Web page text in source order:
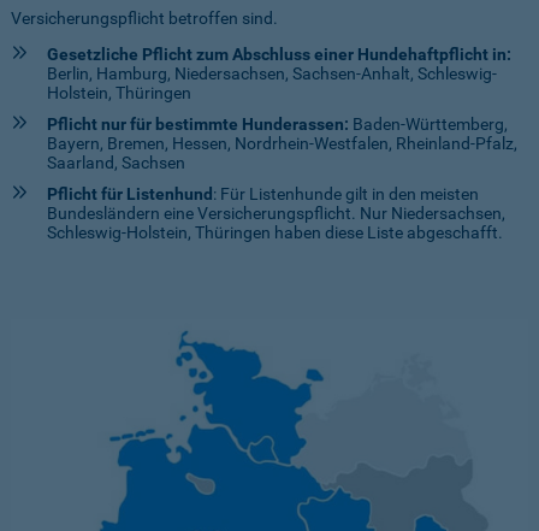
Versicherungspflicht betroffen sind.
Gesetzliche Pflicht zum Abschluss einer Hundehaftpflicht in:
Berlin, Hamburg, Niedersachsen, Sachsen-Anhalt, Schleswig-
Holstein, Thüringen
Pflicht nur für bestimmte Hunderassen: Baden-Württemberg,
Bayern, Bremen, Hessen, Nordrhein-Westfalen, Rheinland-Pfalz,
Saarland, Sachsen
Pflicht für Listenhund : Für Listenhunde gilt in den meisten
Bundesländern eine Versicherungspflicht. Nur Niedersachsen,
Schleswig-Holstein, Thüringen haben diese Liste abgeschafft.